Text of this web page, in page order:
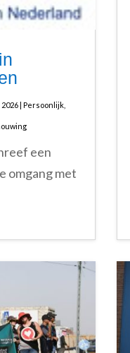
| Persoonlijk,
een
omgang met